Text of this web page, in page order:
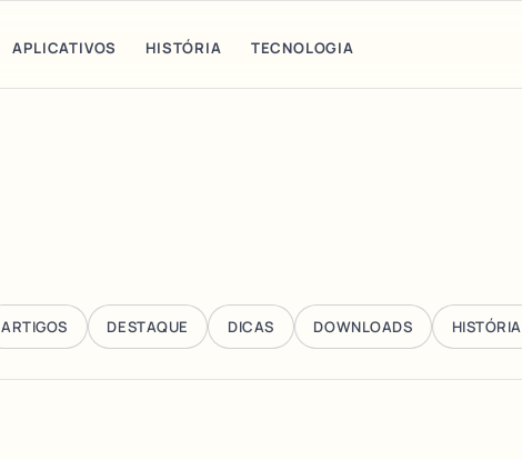
APLICATIVOS HISTÓRIA TECNOLOGIA
ARTIGOS DESTAQUE DICAS DOWNLOADS HISTÓRIA